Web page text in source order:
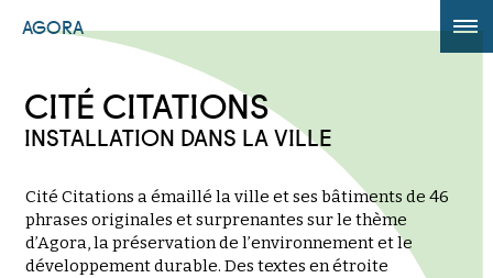
AGORA
AGORA +
Powered by Translate
CITÉ CITATIONS
INSTALLATION DANS LA VILLE
Cité Citations a émaillé la ville et ses bâtiments de 46
phrases originales et surprenantes sur le thème
d’Agora, la préservation de l’environnement et le
développement durable. Des textes en étroite